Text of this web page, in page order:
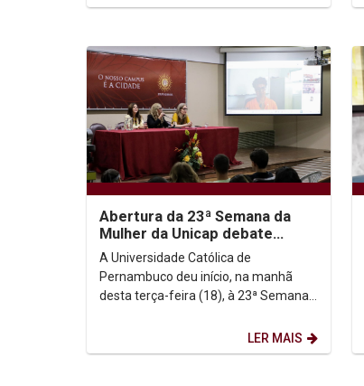
Abertura da 23ª Semana da
Mulher da Unicap debate
ecofeminismo e questiona
hierarquias religiosas
A Universidade Católica de
Pernambuco deu início, na manhã
desta terça-feira (18), à 23ª Semana
LER MAIS